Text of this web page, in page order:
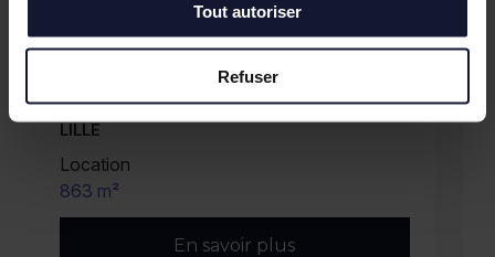
Tout autoriser
Refuser
LILLE
Location
863 m²
En savoir plus